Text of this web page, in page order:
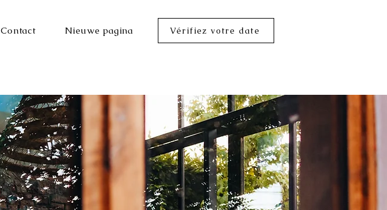
Contact Nieuwe pagina Vérifiez votre date